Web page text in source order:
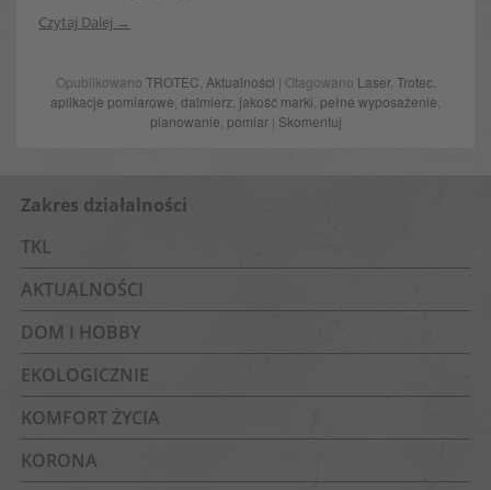
Czytaj Dalej
Opublikowano TROTEC Aktualności | Otagowano Laser, Trotec,
aplikacje pomiarowe dalmierz jakość marki pełne wyposażenie
planowanie pomiar| Skomentuj
Zakres działalności
TKL
AKTUALNOŚCI
DOM I HOBBY
EKOLOGICZNIE
KOMFORT ŻYCIA
KORONA